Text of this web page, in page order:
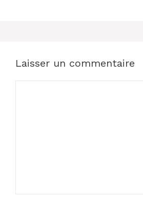
Laisser un commentaire